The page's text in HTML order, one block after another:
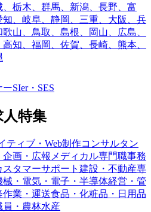
栃木、群馬、新潟、長野、富
、岐阜、静岡、三重、大阪、兵
山、鳥取、島根、岡山、広島、
知、福岡、佐賀、長崎、熊本、
ーSIer・SES
人特集
ティブ・Web制作コンサルタン
画・広報 メディカル専門職事務
タマーサポート 建設・不動産専
械・電気・電子・半導体経営・管
作業・運送食品・化粧品・日用品
員・農林水産